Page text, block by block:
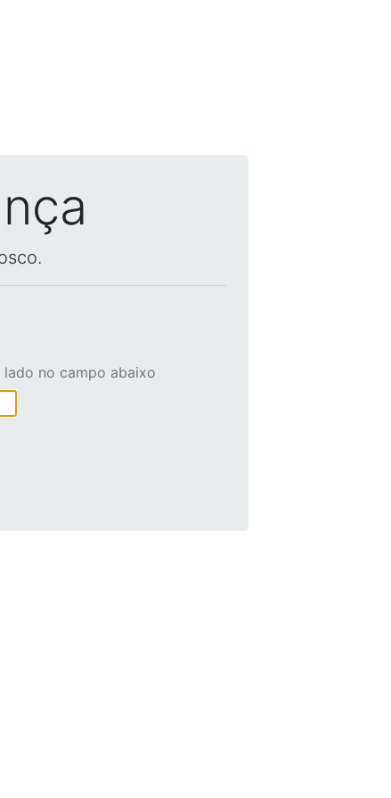
no campo abaixo